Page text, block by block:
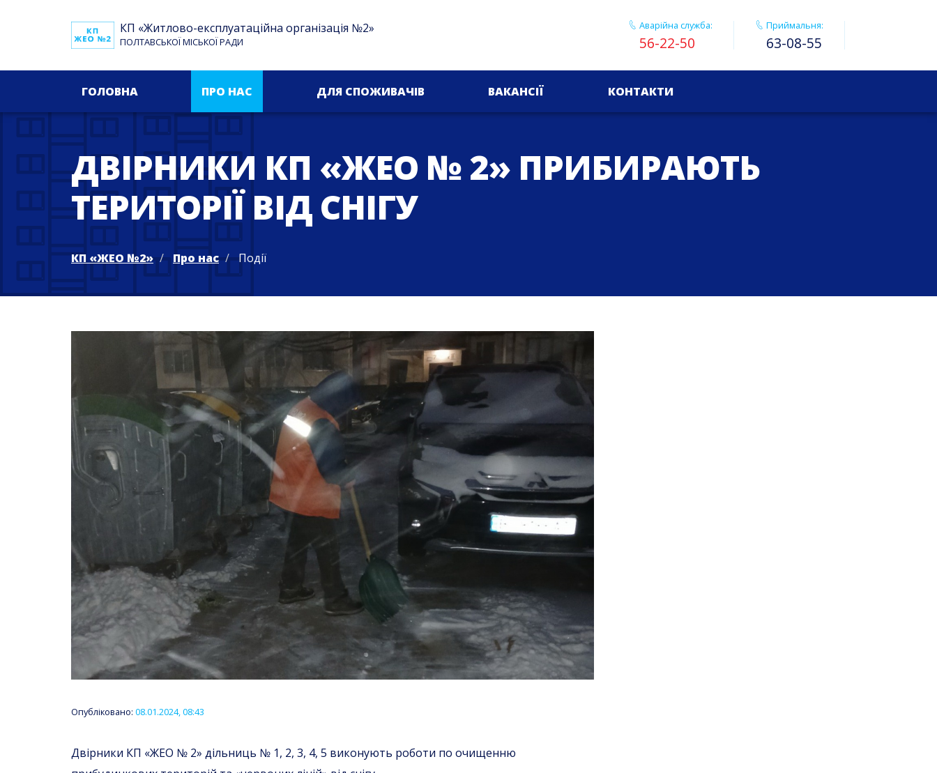
КП «Житлово-експлуатаційна організація №2»
ПОЛТАВСЬКОЇ МІСЬКОЇ РАДИ
Аварійна служба:
56-22-50
Приймальня:
63-08-55
ГОЛОВНА ПРО НАС ДЛЯ СПОЖИВАЧІВ ВАКАНСІЇ КОНТАКТИ
ДВІРНИКИ КП «ЖЕО № 2» ПРИБИРАЮТЬ
ТЕРИТОРІЇ ВІД СНІГУ
КП «ЖЕО №2» Про нас Події
Опубліковано: 08.01.2024, 08:43
Двірники КП «ЖЕО № 2» дільниць № 1, 2, 3, 4, 5 виконують роботи по очищенню